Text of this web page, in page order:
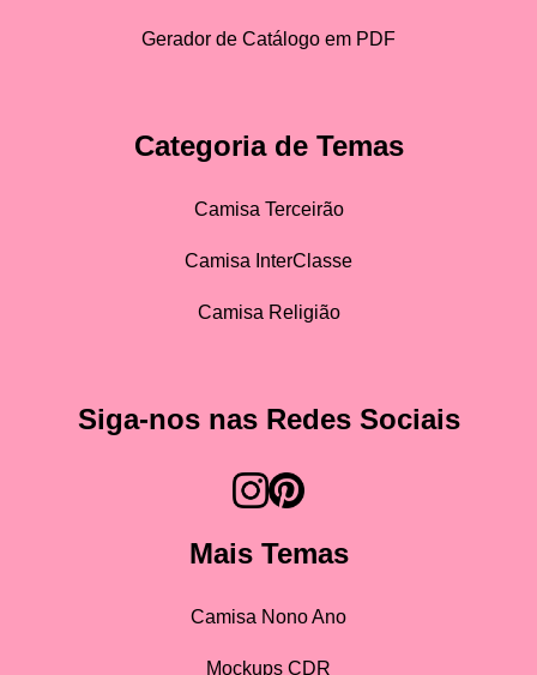
Gerador de Catálogo em PDF
Categoria de Temas
Camisa Terceirão
Camisa InterClasse
Camisa Religião
Siga-nos nas Redes Sociais
Mais Temas
Camisa Nono Ano
Mockups CDR